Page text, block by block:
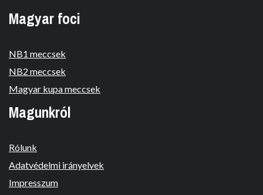
Magyar foci
NB1 meccsek
NB2 meccsek
Magyar kupa meccsek
Magunkról
Rólunk
Adatvédelmi irányelvek
Impresszum